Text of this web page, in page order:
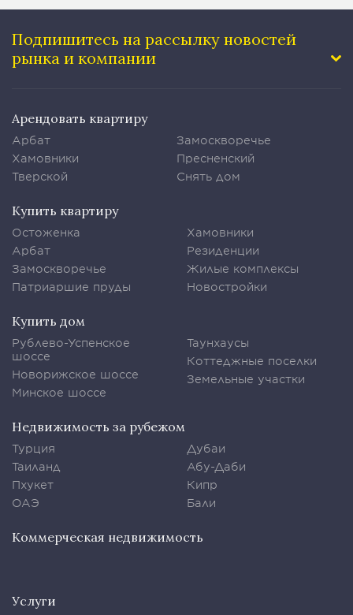
Подпишитесь на рассылку новостей
рынка и компании
Арендовать квартиру
Арбат
Хамовники
Тверской
Замоскворечье
Пресненский
Снять дом
Купить квартиру
Остоженка
Арбат
Замоскворечье
Патриаршие пруды
Хамовники
Резиденции
Жилые комплексы
Новостройки
Купить дом
Рублево-Успенское
шоссе
Новорижское шоссе
Минское шоссе
Таунхаусы
Коттеджные поселки
Земельные участки
Недвижимость за рубежом
Турция
Таиланд
Пхукет
ОАЭ
Дубаи
Абу-Даби
Кипр
Бали
Коммерческая недвижимость
Услуги